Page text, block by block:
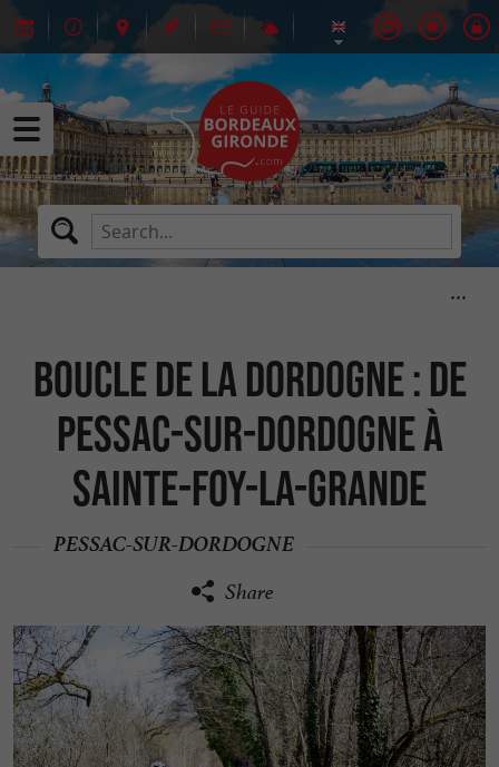
Boucle de la Dordogne : de
Pessac-sur-Dordogne à
Sainte-Foy-la-Grande
PESSAC-SUR-DORDOGNE
Share